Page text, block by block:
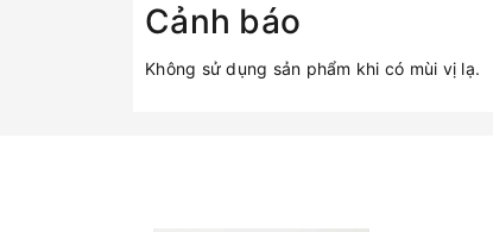
Cảnh báo
Không sử dụng sản phẩm khi có mùi vị lạ.